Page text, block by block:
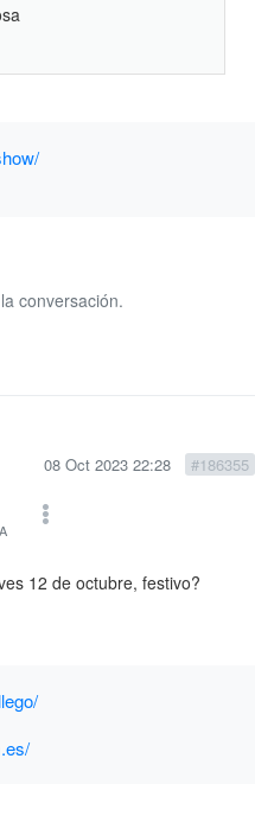
conversación.
08 Oct 2023 22:28 #186355
12 de octubre, festivo?